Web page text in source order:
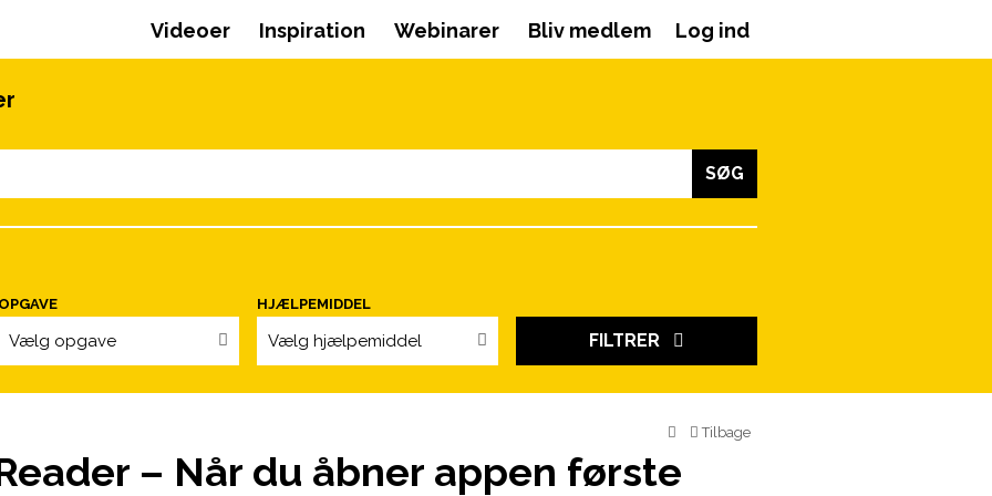
Videoer Inspiration Webinarer Bliv medlem Log ind
SØG
Vælg opgave
HJÆLPEMIDDEL
Vælg hjælpemiddel
Tilbage
– Når du åbner appen første